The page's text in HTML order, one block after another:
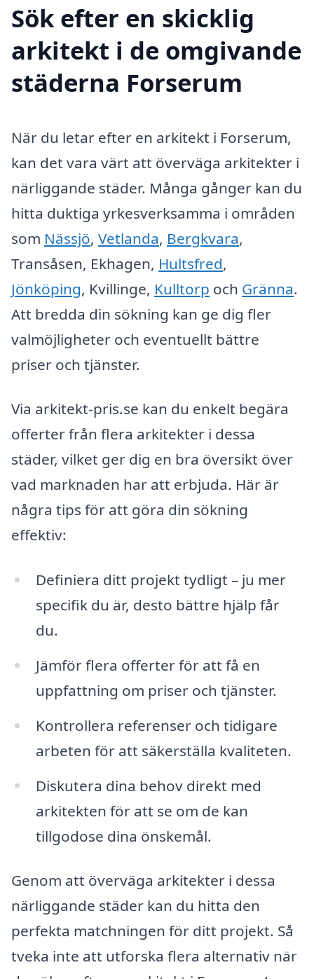
Sök efter en skicklig
arkitekt i de omgivande
städerna Forserum
När du letar efter en arkitekt i Forserum,
kan det vara värt att överväga arkitekter i
närliggande städer. Många gånger kan du
hitta duktiga yrkesverksamma i områden
som Nässjö, Vetlanda, Bergkvara,
Transåsen, Ekhagen, Hultsfred,
Jönköping, Kvillinge, Kulltorp och Gränna.
Att bredda din sökning kan ge dig fler
valmöjligheter och eventuellt bättre
priser och tjänster.
Via arkitekt-pris.se kan du enkelt begära
offerter från flera arkitekter i dessa
städer, vilket ger dig en bra översikt över
vad marknaden har att erbjuda. Här är
några tips för att göra din sökning
effektiv:
Definiera ditt projekt tydligt – ju mer
specifik du är, desto bättre hjälp får
du.
Jämför flera offerter för att få en
uppfattning om priser och tjänster.
Kontrollera referenser och tidigare
arbeten för att säkerställa kvaliteten.
Diskutera dina behov direkt med
arkitekten för att se om de kan
tillgodose dina önskemål.
Genom att överväga arkitekter i dessa
närliggande städer kan du hitta den
perfekta matchningen för ditt projekt. Så
tveka inte att utforska flera alternativ när